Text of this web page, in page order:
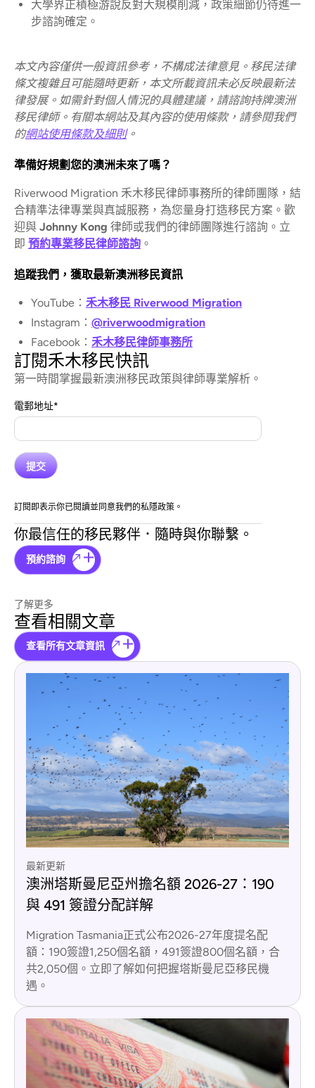
訂閱禾木移民快訊
第一時間掌握最新澳洲移民政策與律師專業解析。
電郵地址*
訂閱即表示你已閱讀並同意我們的私隱政策。
你最信任的移民夥伴．隨時與你聯繫。
預約諮詢
大學界正積極游說反對大規模削減，政策細節仍待進一
步諮詢確定。
本文內容僅供一般資訊參考，不構成法律意見。移民法律
條文複雜且可能隨時更新，本文所載資訊未必反映最新法
律發展。如需針對個人情況的具體建議，請諮詢持牌澳洲
移民律師。有關本網站及其內容的使用條款，請參閱我們
的網站使用條款及細則。
準備好規劃您的澳洲未來了嗎？
Riverwood Migration 禾木移民律師事務所的律師團隊，結
合精準法律專業與真誠服務，為您量身打造移民方案。歡
迎與 Johnny Kong 律師或我們的律師團隊進行諮詢。立
即 預約專業移民律師諮詢 。
追蹤我們，獲取最新澳洲移民資訊
YouTube： 禾木移民 Riverwood Migration
Instagram： @riverwoodmigration
Facebook： 禾木移民律師事務所
了解更多
查看相關文章
查看所有文章資訊
最新更新
澳洲塔斯曼尼亞州擔名額 2026-27：190
與 491 簽證分配詳解
Migration Tasmania正式公布2026-27年度提名配
額：190簽證1,250個名額，491簽證800個名額，合
共2,050個。立即了解如何把握塔斯曼尼亞移民機
遇。